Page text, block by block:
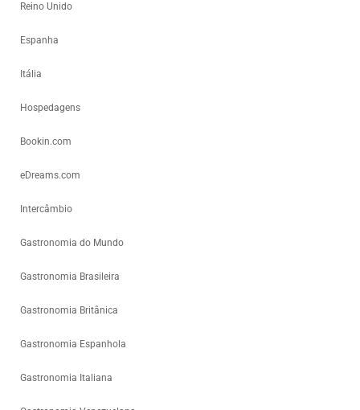
Reino Unido
Espanha
Itália
Hospedagens
Bookin.com
eDreams.com
Intercâmbio
Gastronomia do Mundo
Gastronomia Brasileira
Gastronomia Britânica
Gastronomia Espanhola
Gastronomia Italiana